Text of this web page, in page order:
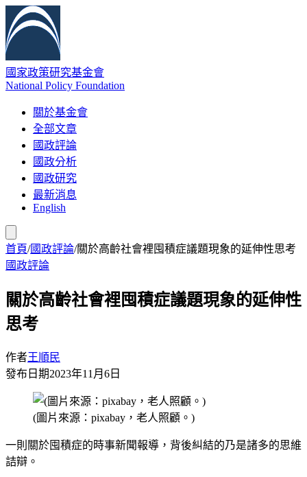
國家政策研究基金會
National Policy Foundation
關於基金會
全部文章
國政評論
國政分析
國政研究
最新消息
English
首頁/國政評論/關於高齡社會裡囤積症議題現象的延伸性思考
國政評論
關於高齡社會裡囤積症議題現象的延伸性
思考
作者王順民
發布日期2023年11月6日
(圖片來源：pixabay，老人照顧。)
一則關於囤積症的時事新聞報導，背後糾結的乃是諸多的思維
詰辯。